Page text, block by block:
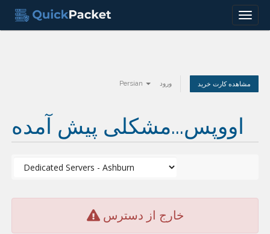
Menu
Persian ورود مشاهده کارت خرید
اووپس...مشکلی پیش آمده
خارج از دسترس